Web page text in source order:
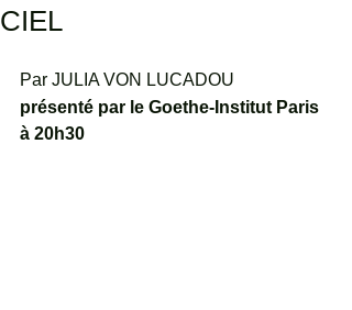
CIEL
Par JULIA VON LUCADOU
présenté par le Goethe-Institut Paris
à 20h30